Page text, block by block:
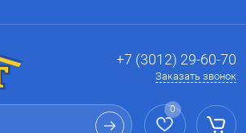
+7 (3012) 29-60-70
Заказать звонок
0